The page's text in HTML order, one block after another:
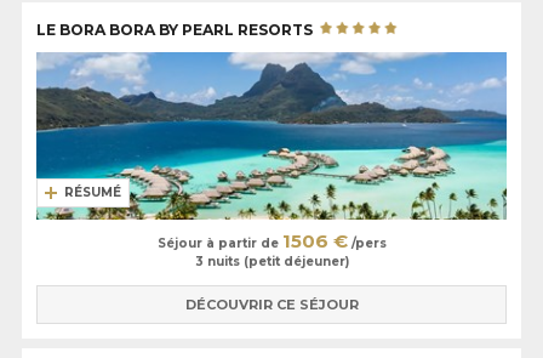
LE BORA BORA BY PEARL RESORTS
RÉSUMÉ
Séjour à partir de 1506 €/pers
3 nuits (petit déjeuner)
DÉCOUVRIR CE SÉJOUR